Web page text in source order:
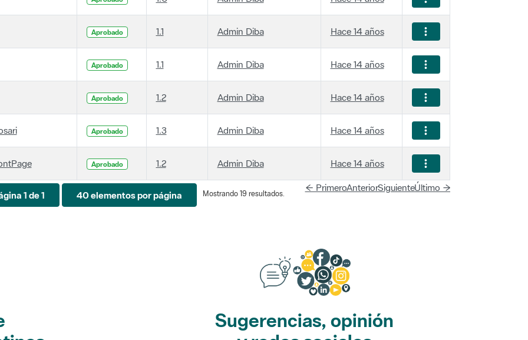
1.1 Admin Diba Hace 14 años
Aprobado 1.1 Admin Diba Hace 14 años
1.2 Admin Diba Hace 14 años
Aprobado 1.3 Admin Diba Hace 14 años
1.2 Admin Diba Hace 14 años
1 de 1 40 elementos por página Mostrando 19 resultados.
SiguienteÚltimo →
y redes sociales